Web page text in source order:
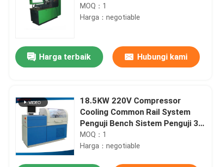
Rumah
Produk
MOQ：1
Harga：negotiable
Harga terbaik Hubungi kami
18.5KW 220V Compressor
Cooling Common Rail System
Penguji Bench Sistem Penguji 3
Fase
MOQ：1
Harga：negotiable